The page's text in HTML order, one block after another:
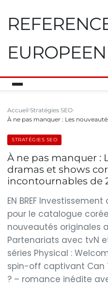
EUROPEEN
Accueil Stratégies SEO
À ne pas manquer : Les
STRATÉGIES SEO
À ne pas manquer :
dramas et shows
incontournables de
EN BREF
pour le catalogue
nouveautés originales
Partenariats avec tvN
séries Physical :
spin-off captivant Can
? – romance inédite